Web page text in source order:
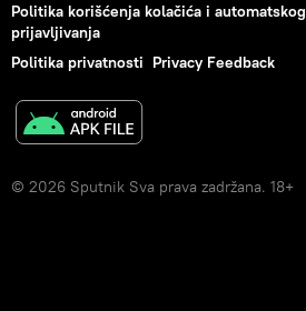
Politika korišćenja kolačića i automatskog
prijavljivanja
Politika privatnosti Privacy Feedback
© 2026 Sputnik Sva prava zadržana. 18+